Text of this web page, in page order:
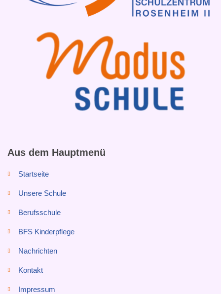
Aus dem Hauptmenü
Startseite
Unsere Schule
Berufsschule
BFS Kinderpflege
Nachrichten
Kontakt
Impressum